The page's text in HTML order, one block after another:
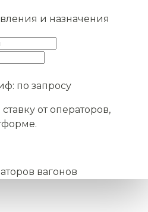
и назначения
по запросу
от операторов,
вагонов